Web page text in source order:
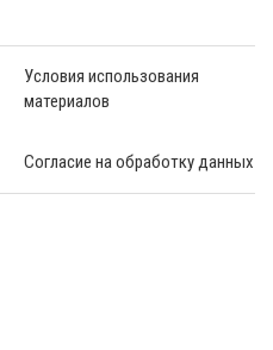
Условия использования
материалов
Согласие на обработку данных